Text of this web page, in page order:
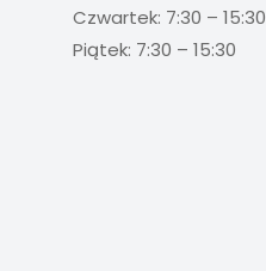
Czwartek: 7:30 – 15:30
Piątek: 7:30 – 15:30